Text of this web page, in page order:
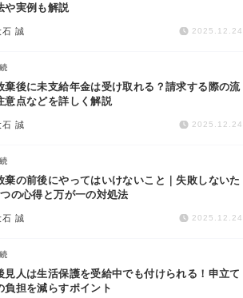
や実例も解説
石 誠 2025.12.24
棄後に未支給年金は受け取れる？請求する際の流
意点などを詳しく解説
石 誠 2025.12.24
棄の前後にやってはいけないこと｜失敗しないた
の心得と万が一の対処法
石 誠 2025.12.24
見人は生活保護を受給中でも付けられる！申立て
負担を減らすポイント